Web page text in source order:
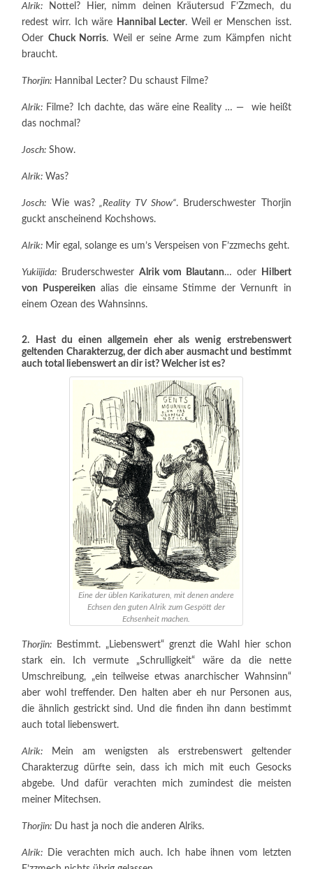
Alrik: Nottel? Hier, nimm deinen Kräutersud F’Zzmech, du
redest wirr. Ich wäre
Hannibal Lecter. Weil er Menschen isst.
Oder Chuck Norris. Weil er seine Arme zum Kämpfen nicht
braucht.
Thorjin: Hannibal Lecter? Du schaust Filme?
Alrik: Filme? Ich dachte, das wäre eine Reality … — wie heißt
das nochmal?
Josch: Show.
Alrik: Was?
Josch: Wie was?„Reality TV Show“. Bruderschwester Thorjin
guckt anscheinend Kochshows.
Alrik: Mir egal, solange es um’s Verspeisen von F’zzmechs geht.
Yukiijida: Bruderschwester Alrik vom Blautann… oder
Hilbert
von Puspereiken alias die einsame Stimme der Vernunft in
einem Ozean des Wahnsinns.
2. Hast du einen allgemein eher als wenig erstrebenswert
geltenden Charakterzug, der dich aber ausmacht und bestimmt
auch total liebenswert an dir ist? Welcher ist es?
Eine der üblen Karikaturen, mit denen andere
Echsen den guten Alrik zum Gespött der
Echsenheit machen.
Thorjin: Bestimmt. „Liebenswert“ grenzt die Wahl hier schon
stark ein. Ich vermute „Schrulligkeit“ wäre da die nette
Umschreibung, „ein teilweise etwas anarchischer Wahnsinn“
aber wohl treffender. Den halten aber eh nur Personen aus,
die ähnlich gestrickt sind. Und die finden ihn dann bestimmt
auch total liebenswert.
Alrik: Mein am wenigsten als erstrebenswert geltender
Charakterzug dürfte sein, dass ich mich mit euch Gesocks
abgebe. Und dafür verachten mich zumindest die meisten
meiner Mitechsen.
Thorjin: Du hast ja noch die anderen Alriks.
Alrik: Die verachten mich auch. Ich habe ihnen vom letzten